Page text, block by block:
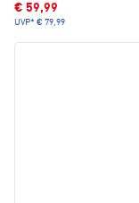
€ 59,99
UVP* € 79,99